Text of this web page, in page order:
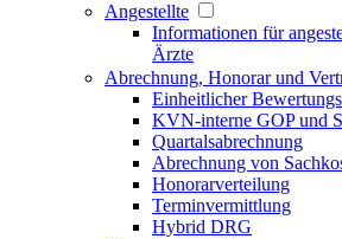
Angestellte
Informationen für
Ärzte
Abrechnung, Honorar und
Einheitlicher
KVN-interne GOP und
Quartalsabrechnung
Abrechnung von
Honorarverteilung
Terminvermittlung
Hybrid DRG